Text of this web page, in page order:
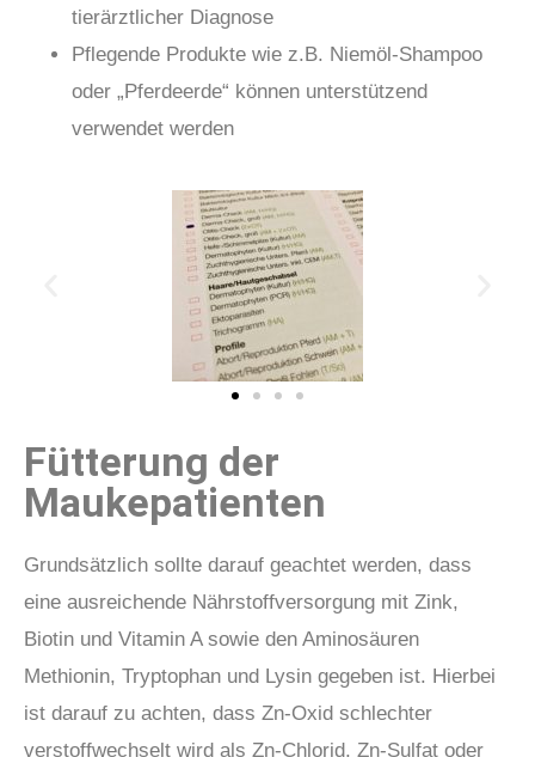
tierärztlicher Diagnose
Pflegende Produkte wie z.B. Niemöl-Shampoo
oder „Pferdeerde“ können unterstützend
verwendet werden
Fütterung der
Maukepatienten
Grundsätzlich sollte darauf geachtet werden, dass
eine ausreichende Nährstoffversorgung mit Zink,
Biotin und Vitamin A sowie den Aminosäuren
Methionin, Tryptophan und Lysin gegeben ist. Hierbei
ist darauf zu achten, dass Zn-Oxid schlechter
verstoffwechselt wird als Zn-Chlorid, Zn-Sulfat oder